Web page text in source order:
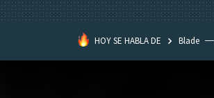
HOY SE HABLA DE Blade